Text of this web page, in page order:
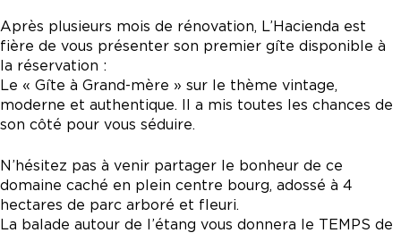
Après plusieurs mois de rénovation, L’Hacienda est
fière de vous présenter son premier gîte disponible à
la réservation :
Le « Gîte à Grand-mère » sur le thème vintage,
moderne et authentique. Il a mis toutes les chances de
son côté pour vous séduire.
N’hésitez pas à venir partager le bonheur de ce
domaine caché en plein centre bourg, adossé à 4
hectares de parc arboré et fleuri.
La balade autour de l’étang vous donnera le TEMPS de